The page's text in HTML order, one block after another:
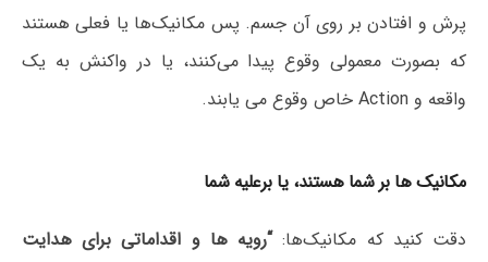
پرش و افتادن بر روی آن جسم. پس مکانیک‌ها یا فعلی هستند
که بصورت معمولی وقوع پیدا می‌کنند، یا در واکنش به یک
واقعه و Action خاص وقوع می یابند.
مکانیک ها بر شما هستند، یا برعلیه شما
دقت کنید که مکانیک‌ها:“رویه ها و اقداماتی برای هدایت